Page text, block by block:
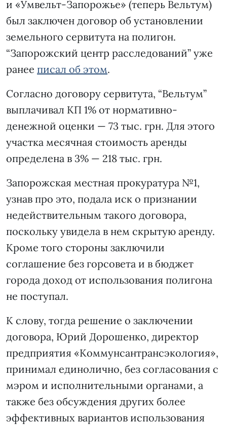
и «Умвельт-Запорожье» (теперь Вельтум)
был заключен договор об установлении
земельного сервитута на полигон.
“Запорожский центр расследований” уже
ранее писал об этом.
Согласно договору сервитута, “Вельтум”
выплачивал КП 1% от нормативно-
денежной оценки — 73 тыс. грн. Для этого
участка месячная стоимость аренды
определена в 3% — 218 тыс. грн.
Запорожская местная прокуратура №1,
узнав про это, подала иск о признании
недействительным такого договора,
поскольку увидела в нем скрытую аренду.
Кроме того стороны заключили
соглашение без горсовета и в бюджет
города доход от использования полигона
не поступал.
К слову, тогда решение о заключении
договора, Юрий Дорошенко, директор
предприятия «Коммунсантрансэкология»,
принимал единолично, без согласования с
мэром и исполнительными органами, а
также без обсуждения других более
эффективных вариантов использования